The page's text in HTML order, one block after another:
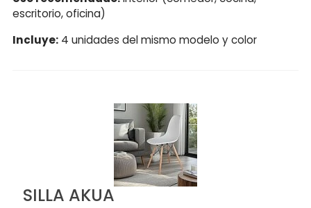
escritorio, oficina)
Incluye: 4 unidades del mismo modelo y color
SILLA AKUA